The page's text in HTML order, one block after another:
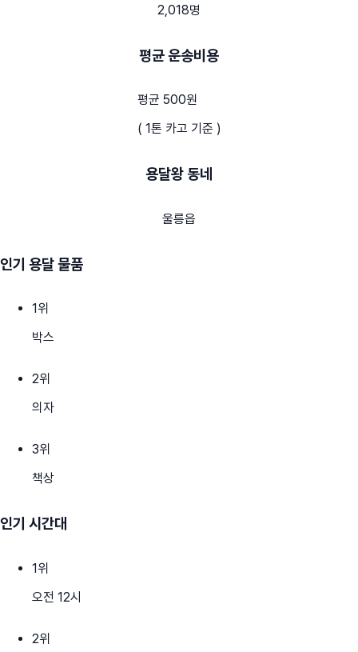
2,018명
평균 운송비용
평균 500원
( 1톤 카고 기준 )
용달왕 동네
울릉읍
인기 용달 물품
1위
박스
2위
의자
3위
책상
인기 시간대
1위
오전 12시
2위